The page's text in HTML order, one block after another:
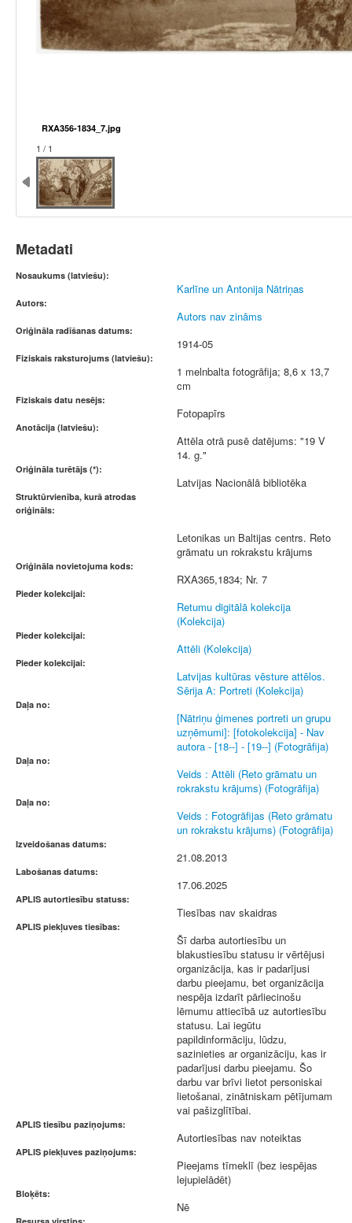
RXA356-1834_7.jpg
1 / 1
Metadati
Nosaukums (latviešu):
Karlīne un Antonija Nātriņas
Autors:
Autors nav zināms
Oriģināla radīšanas datums:
1914-05
Fiziskais raksturojums (latviešu):
1 melnbalta fotogrāfija; 8,6 x 13,7
cm
Fiziskais datu nesējs:
Fotopapīrs
Anotācija (latviešu):
Attēla otrā pusē datējums: "19 V
14. g."
Oriģināla turētājs (*):
Latvijas Nacionālā bibliotēka
Struktūrvienība, kurā atrodas
oriģināls:
Letonikas un Baltijas centrs. Reto
grāmatu un rokrakstu krājums
Oriģināla novietojuma kods:
RXA365,1834; Nr. 7
Pieder kolekcijai:
Retumu digitālā kolekcija
(Kolekcija)
Pieder kolekcijai:
Attēli (Kolekcija)
Pieder kolekcijai:
Latvijas kultūras vēsture attēlos.
Sērija A: Portreti (Kolekcija)
Daļa no:
[Nātriņu ģimenes portreti un grupu
uzņēmumi]: [fotokolekcija] - Nav
autora - [18--] - [19--] (Fotogrāfija)
Daļa no:
Veids : Attēli (Reto grāmatu un
rokrakstu krājums) (Fotogrāfija)
Daļa no:
Veids : Fotogrāfijas (Reto grāmatu
un rokrakstu krājums) (Fotogrāfija)
Izveidošanas datums:
21.08.2013
Labošanas datums:
17.06.2025
APLIS autortiesību statuss:
Tiesības nav skaidras
APLIS piekļuves tiesības:
Šī darba autortiesību un
blakustiesību statusu ir vērtējusi
organizācija, kas ir padarījusi
darbu pieejamu, bet organizācija
nespēja izdarīt pārliecinošu
lēmumu attiecībā uz autortiesību
statusu. Lai iegūtu
papildinformāciju, lūdzu,
sazinieties ar organizāciju, kas ir
padarījusi darbu pieejamu. Šo
darbu var brīvi lietot personiskai
lietošanai, zinātniskam pētījumam
vai pašizglītībai.
APLIS tiesību paziņojums:
Autortiesības nav noteiktas
APLIS piekļuves paziņojums:
Pieejams tīmeklī (bez iespējas
lejupielādēt)
Bloķēts:
Nē